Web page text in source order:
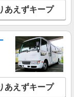
を見る
あえずキープ
あえずキープ